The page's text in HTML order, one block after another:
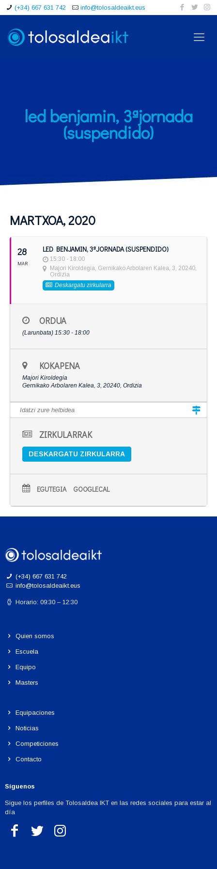
(+34) 667 631 742 info@tolosaldeaikt.eus
led benjamin, 3ªjornada
(suspendido)
MARTXOA, 2020
28
MAR
LED BENJAMIN, 3ªJORNADA (SUSPENDIDO)
15:30 - 18:00
Majori Kiroldegia, Gernikako Arbolaren Kalea, 3, 20240,
Ordizia
Deskargatu zirkularra
ORDUA
(Larunbata) 15:30 - 18:00
KOKAPENA
Majori Kiroldegia
Gernikako Arbolaren Kalea, 3, 20240, Ordizia
ZIRKULARRAK
DESKARGATU ZIRKULARRA
EGUTEGIA GOOGLECAL
(+34) 667 631 742
info@tolosaldeaikt.eus
Horario: 09:30 – 12:30
Quien somos
Escuela
Equipo
Masters
Equipaciones
Noticias
Competiciones
Contacto
Síguenos
Sigue los perfiles de Tolosaldea IKT en las redes sociales para estar al
día